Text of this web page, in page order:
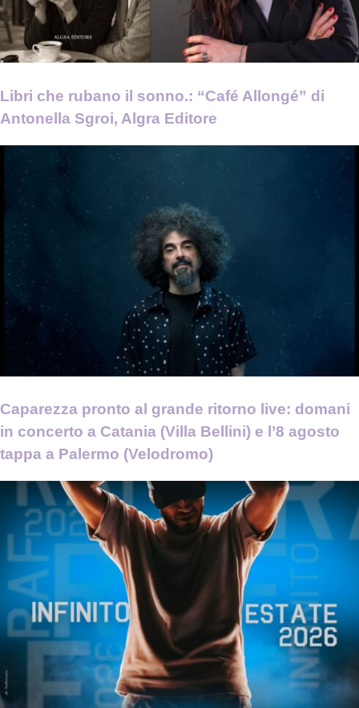
Libri che rubano il sonno.: “Café Allongé” di
Antonella Sgroi, Algra Editore
Caparezza pronto al grande ritorno live: domani
in concerto a Catania (Villa Bellini) e l’8 agosto
tappa a Palermo (Velodromo)